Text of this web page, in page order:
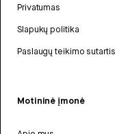
Privatumas
Slapukų politika
Paslaugų teikimo sutartis
Motininė įmonė